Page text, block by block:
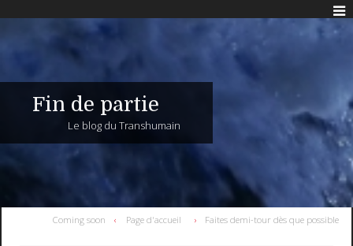
Fin de partie
Le blog du Transhumain
Coming soon Page d'accueil Faites demi-tour dès que possible